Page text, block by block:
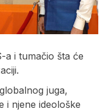
a i tumačio šta će
juga,
i njene ideološke